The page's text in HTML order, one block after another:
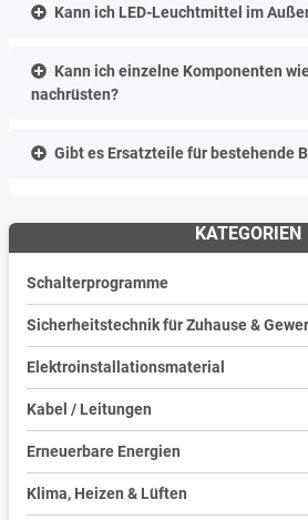
Kann ich LED-Leuchtmittel im
Kann ich einzelne Komponenten
nachrüsten?
Gibt es Ersatzteile für bestehende
KATEGORIEN
Schalterprogramme
Sicherheitstechnik für Zuhause &
Elektroinstallationsmaterial
Kabel / Leitungen
Erneuerbare Energien
Klima, Heizen & Lüften